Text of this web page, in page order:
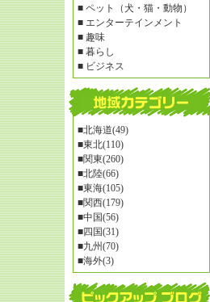
■ ペット（犬・猫・動物）
■ エンターテインメント
■ 趣味
■ 暮らし
■ ビジネス
■北海道(49)
■東北(110)
■関東(260)
■北陸(66)
■東海(105)
■関西(179)
■中国(56)
■四国(31)
■九州(70)
■海外(3)